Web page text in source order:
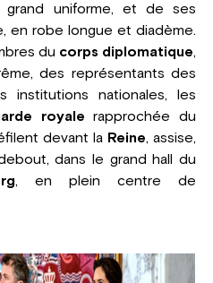
grand uniforme, et de ses
en robe longue et diadème.
du corps diplomatique,
des représentants des
nationales, les
royale rapprochée du
devant la Reine, assise,
dans le grand hall du
, en plein centre de